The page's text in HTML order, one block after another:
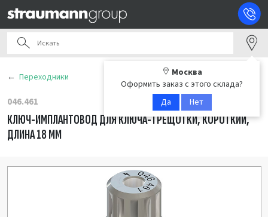
Москва
Оформить заказ с этого склада?
Да
Нет
Переходники
046.461
КЛЮЧ-ИМПЛАНТОВОД ДЛЯ КЛЮЧА-ТРЕЩОТКИ, КОРОТКИЙ,
ДЛИНА 18 ММ